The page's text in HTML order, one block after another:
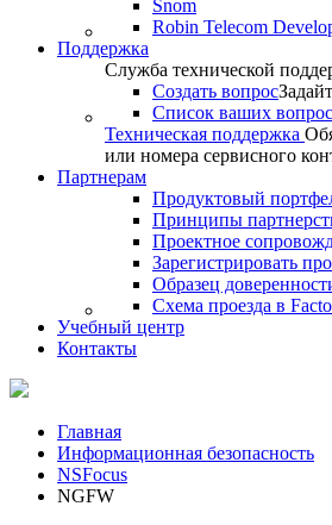
Snom
Robin Telecom
Поддержка
Служба технической
Создать вопрос
Список ваших
Техническая поддержка
или номера сервисного
Партнерам
Продуктовый
Принципы
Проектное
Зарегистрировать
Образец
Схема проезда в
Учебный центр
Контакты
Главная
Информационная безопасность
NSFocus
NGFW